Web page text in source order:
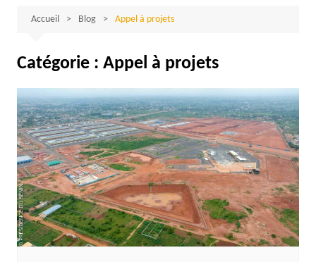
Accueil Blog Appel à projets
Catégorie : Appel à projets